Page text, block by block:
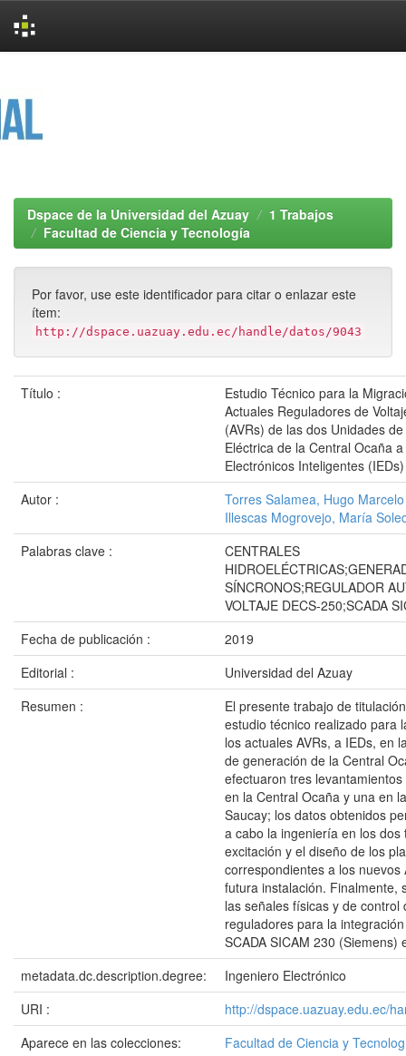
Dspace de la Universidad del Azuay
1 Trabajos
Facultad de Ciencia y Tecnología
Por favor, use este identificador para citar o enlazar este
ítem:
http://dspace.uazuay.edu.ec/handle/datos/9043
Título :
Estudio Técnico para la
Actuales Reguladores de
(AVRs) de las dos Unidades
Eléctrica de la Central Ocaña
Electrónicos Inteligentes (IEDs)
Autor :
Torres Salamea, Hugo Marcelo
Illescas Mogrovejo, María
Palabras clave :
CENTRALES
SÍNCRONOS;REGULADOR
VOLTAJE DECS-250;SCADA
Fecha de publicación :
2019
Editorial :
Universidad del Azuay
Resumen :
El presente trabajo de
estudio técnico realizado para
los actuales AVRs, a IEDs, en
de generación de la Central
efectuaron tres
en la Central Ocaña y una en
Saucay; los datos obtenidos
a cabo la ingeniería en los dos
excitación y el diseño de los
correspondientes a los nuevos
futura instalación. Finalmente,
las señales físicas y de control
reguladores para la
SCADA SICAM 230 (Siemens)
metadata.dc.description.degree:
Ingeniero Electrónico
URI :
http://dspace.uazuay.edu.ec/
Aparece en las colecciones:
Facultad de Ciencia y